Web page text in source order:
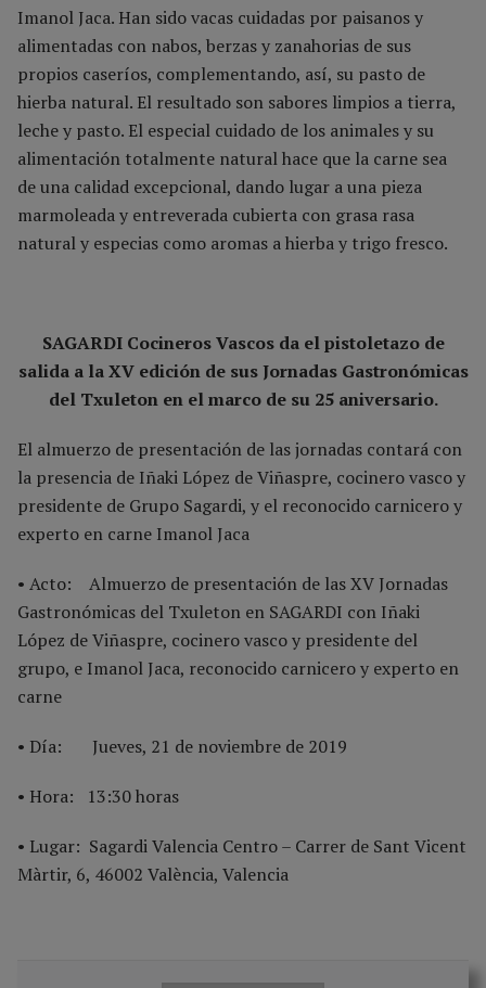
Imanol Jaca. Han sido vacas cuidadas por paisanos y
alimentadas con nabos, berzas y zanahorias de sus
propios caseríos, complementando, así, su pasto de
hierba natural. El resultado son sabores limpios a tierra,
leche y pasto. El especial cuidado de los animales y su
alimentación totalmente natural hace que la carne sea
de una calidad excepcional, dando lugar a una pieza
marmoleada y entreverada cubierta con grasa rasa
natural y especias como aromas a hierba y trigo fresco.
SAGARDI Cocineros Vascos da el pistoletazo de
salida a la XV edición de sus Jornadas Gastronómicas
del Txuleton en el marco de su 25 aniversario.
El almuerzo de presentación de las jornadas contará con
la presencia de Iñaki López de Viñaspre, cocinero vasco y
presidente de Grupo Sagardi, y el reconocido carnicero y
experto en carne Imanol Jaca
• Acto: Almuerzo de presentación de las XV Jornadas
Gastronómicas del Txuleton en SAGARDI con Iñaki
López de Viñaspre, cocinero vasco y presidente del
grupo, e Imanol Jaca, reconocido carnicero y experto en
carne
• Día: Jueves, 21 de noviembre de 2019
• Hora: 13:30 horas
• Lugar: Sagardi Valencia Centro – Carrer de Sant Vicent
Màrtir, 6, 46002 València, Valencia